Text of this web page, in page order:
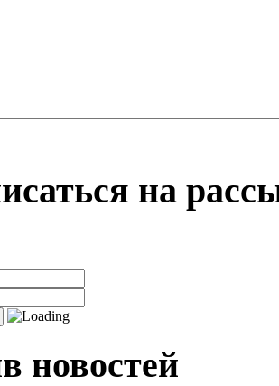
на
новостей